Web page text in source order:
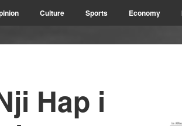
Culture Sports Economy
Hap i